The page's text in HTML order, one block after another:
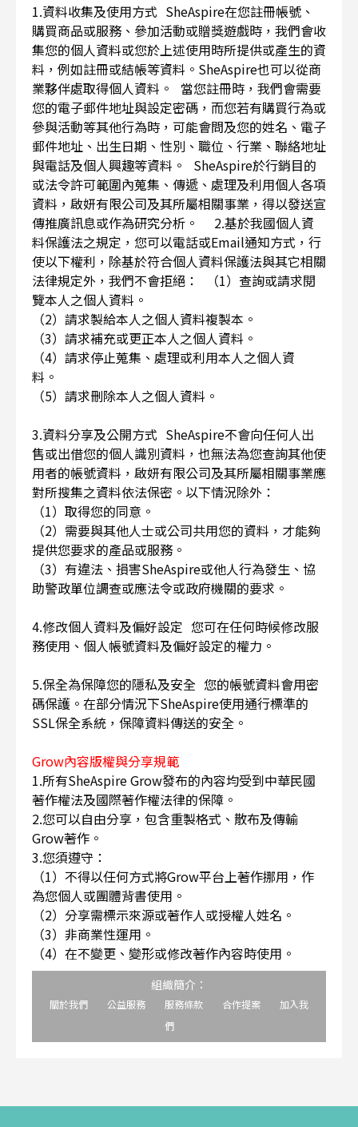
1.資料收集及使用方式 SheAspire在您註冊帳號、
購買商品或服務、參加活動或贈獎遊戲時，我們會收
集您的個人資料或您於上述使用時所提供或產生的資
料，例如註冊或結帳等資料。SheAspire也可以從商
業夥伴處取得個人資料。 當您註冊時，我們會需要
您的電子郵件地址與設定密碼，而您若有購買行為或
參與活動等其他行為時，可能會問及您的姓名、電子
郵件地址、出生日期、性別、職位、行業、聯絡地址
與電話及個人興趣等資料。 SheAspire於行銷目的
或法令許可範圍內蒐集、傳遞、處理及利用個人各項
資料，啟妍有限公司及其所屬相關事業，得以發送宣
傳推廣訊息或作為研究分析。 2.基於我國個人資
料保護法之規定，您可以電話或Email通知方式，行
使以下權利，除基於符合個人資料保護法與其它相關
法律規定外，我們不會拒絕： （1）查詢或請求閱
覽本人之個人資料。
（2）請求製給本人之個人資料複製本。
（3）請求補充或更正本人之個人資料。
（4）請求停止蒐集、處理或利用本人之個人資
料。
（5）請求刪除本人之個人資料。
3.資料分享及公開方式 SheAspire不會向任何人出
售或出借您的個人識別資料，也無法為您查詢其他使
用者的帳號資料，啟妍有限公司及其所屬相關事業應
對所搜集之資料依法保密。以下情況除外：
（1）取得您的同意。
（2）需要與其他人士或公司共用您的資料，才能夠
提供您要求的產品或服務。
（3）有違法、損害SheAspire或他人行為發生、協
助警政單位調查或應法令或政府機關的要求。
4.修改個人資料及偏好設定 您可在任何時候修改服
務使用、個人帳號資料及偏好設定的權力。
5.保全為保障您的隱私及安全 您的帳號資料會用密
碼保護。在部分情況下SheAspire使用通行標準的
SSL保全系統，保障資料傳送的安全。
Grow內容版權與分享規範
1.所有SheAspire Grow發布的內容均受到中華民國
著作權法及國際著作權法律的保障。
2.您可以自由分享，包含重製格式、散布及傳輸
Grow著作。
3.您須遵守：
（1）不得以任何方式將Grow平台上著作挪用，作
為您個人或團體背書使用。
（2）分享需標示來源或著作人或授權人姓名。
（3）非商業性運用。
（4）在不變更、變形或修改著作內容時使用。
組織簡介：
關於我們 公益服務 服務條款 合作提案
加入我
們